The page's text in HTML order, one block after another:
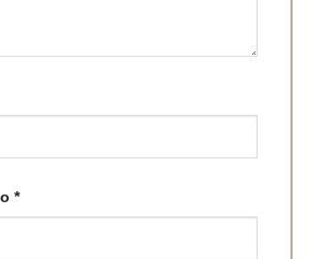
*